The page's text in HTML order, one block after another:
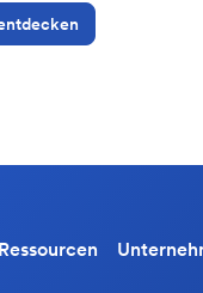
Ressourcen